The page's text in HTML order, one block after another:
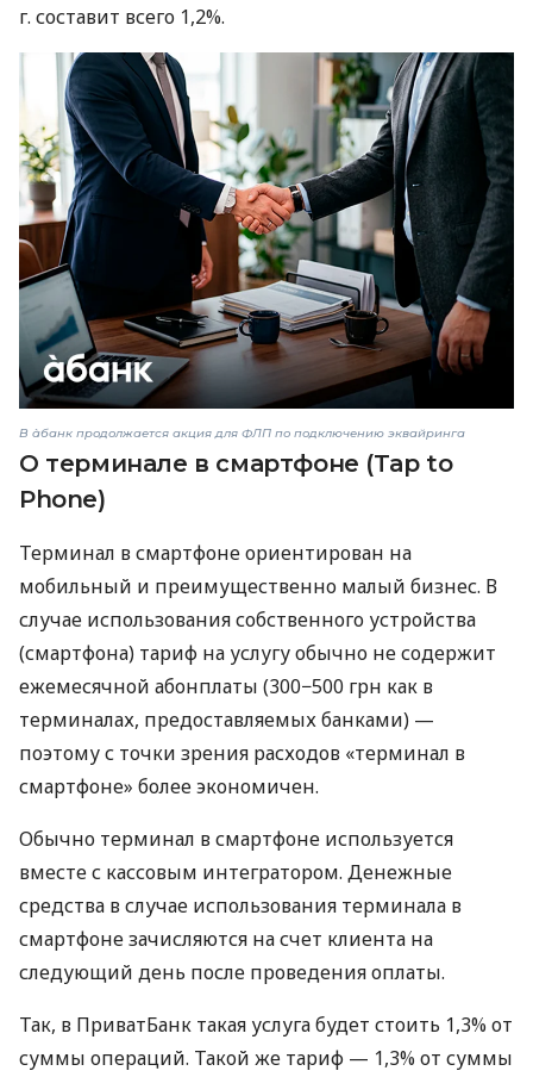
г. составит всего 1,2%.
В àбанк продолжается акция для ФЛП по подключению эквайринга
О терминале в смартфоне (Tap to
Phone)
Терминал в смартфоне ориентирован на
мобильный и преимущественно малый бизнес. В
случае использования собственного устройства
(смартфона) тариф на услугу обычно не содержит
ежемесячной абонплаты (300−500 грн как в
терминалах, предоставляемых банками) —
поэтому с точки зрения расходов «терминал в
смартфоне» более экономичен.
Обычно терминал в смартфоне используется
вместе с кассовым интегратором. Денежные
средства в случае использования терминала в
смартфоне зачисляются на счет клиента на
следующий день после проведения оплаты.
Так, в ПриватБанк такая услуга будет стоить 1,3% от
суммы операций. Такой же тариф — 1,3% от суммы